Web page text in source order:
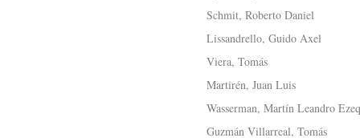
Schmit, Roberto Daniel
Lissandrello, Guido Axel
Viera, Tomás
Martirén, Juan Luis
Wasserman, Martín Leandro
Guzmán Villarreal, Tomás